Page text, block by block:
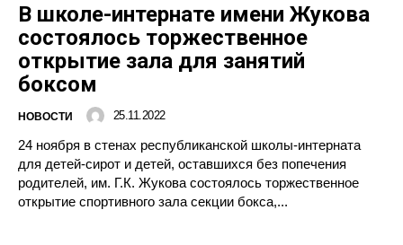
В школе-интернате имени Жукова
состоялось торжественное
открытие зала для занятий
боксом
НОВОСТИ 25.11.2022
24 ноября в стенах республиканской школы-интерната
для детей-сирот и детей, оставшихся без попечения
родителей, им. Г.К. Жукова состоялось торжественное
открытие спортивного зала секции бокса,...